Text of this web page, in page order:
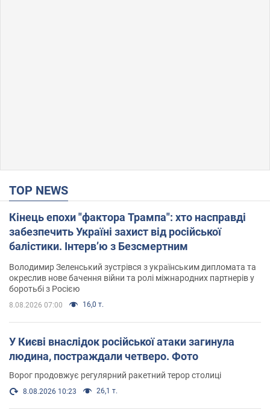
TOP NEWS
Кінець епохи "фактора Трампа": хто насправді
забезпечить Україні захист від російської
балістики. Інтерв’ю з Безсмертним
Володимир Зеленський зустрівся з українським дипломата та
окреслив нове бачення війни та ролі міжнародних партнерів у
боротьбі з Росією
8.08.2026 07:00 16,0 т.
У Києві внаслідок російської атаки загинула
людина, постраждали четверо. Фото
Ворог продовжує регулярний ракетний терор столиці
8.08.2026 10:23 26,1 т.